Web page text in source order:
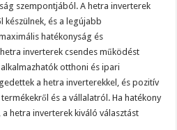
szempontjából. A hetra inverterek
készülnek, és a legújabb
hatékonyság és
inverterek csendes működést
otthoni és ipari
a hetra inverterekkel, és pozitív
és a vállalatról. Ha hatékony
hetra inverterek kiváló választást